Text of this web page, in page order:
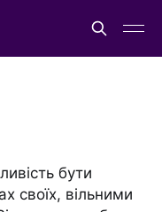
бути
своїх, вільними